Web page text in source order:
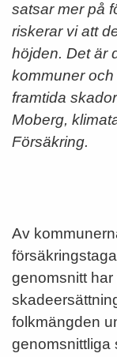
satsar mer på
riskerar vi att
höjden. Det är
kommuner
framtida
Moberg,
Försäkring.
Av
genomsnitt
folkmängden
genomsnittliga